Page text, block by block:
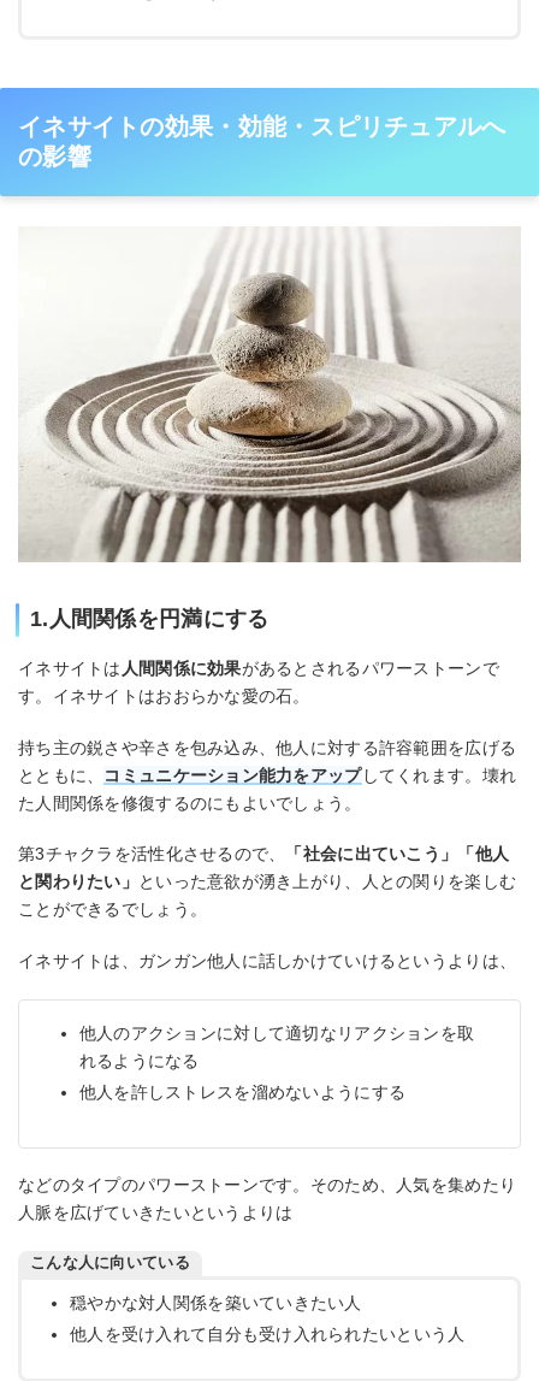
イネサイトの効果・効能・スピリチュアルへ
の影響
1.人間関係を円満にする
イネサイトは 人間関係に効果があるとされるパワーストーンで
す。イネサイトはおおらかな愛の石。
持ち主の鋭さや辛さを包み込み、他人に対する許容範囲を広げる
とともに、 コミュニケーション能力をアップしてくれます。壊れ
た人間関係を修復するのにもよいでしょう。
第3チャクラを活性化させるので、
「社会に出ていこう」「他人
と関わりたい」 といった意欲が湧き上がり、人との関りを楽しむ
ことができるでしょう。
イネサイトは、ガンガン他人に話しかけていけるというよりは、
他人のアクションに対して適切なリアクションを取
れるようになる
他人を許しストレスを溜めないようにする
などのタイプのパワーストーンです。そのため、人気を集めたり
人脈を広げていきたいというよりは
こんな人に向いている
穏やかな対人関係を築いていきたい人
他人を受け入れて自分も受け入れられたいという人